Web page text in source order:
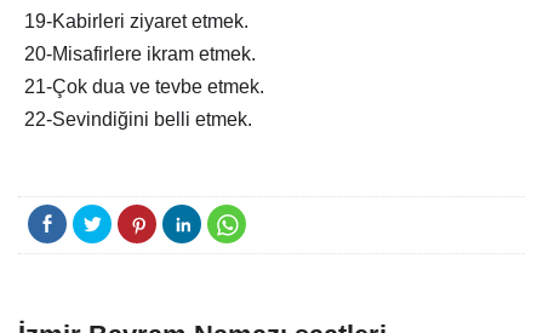
19-Kabirleri ziyaret etmek.
20-Misafirlere ikram etmek.
21-Çok dua ve tevbe etmek.
22-Sevindiğini belli etmek.